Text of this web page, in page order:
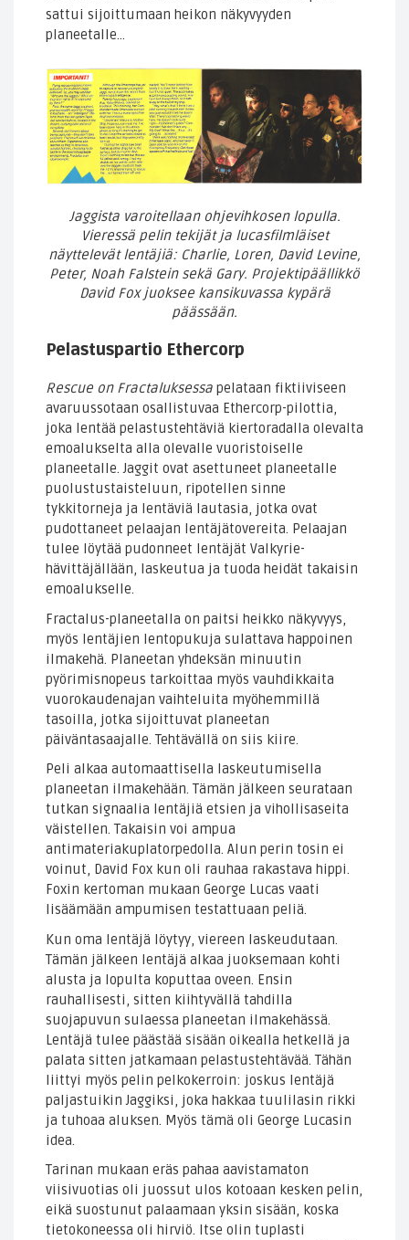
sattui sijoittumaan heikon näkyvyyden
planeetalle…
Jaggista varoitellaan ohjevihkosen lopulla.
Vieressä pelin tekijät ja lucasfilmläiset
näyttelevät lentäjiä: Charlie, Loren, David Levine,
Peter, Noah Falstein sekä Gary. Projektipäällikkö
David Fox juoksee kansikuvassa kypärä
päässään.
Pelastuspartio Ethercorp
Rescue on Fractaluksessa pelataan fiktiiviseen
avaruussotaan osallistuvaa Ethercorp-pilottia,
joka lentää pelastustehtäviä kiertoradalla olevalta
emoalukselta alla olevalle vuoristoiselle
planeetalle. Jaggit ovat asettuneet planeetalle
puolustustaisteluun, ripotellen sinne
tykkitorneja ja lentäviä lautasia, jotka ovat
pudottaneet pelaajan lentäjätovereita. Pelaajan
tulee löytää pudonneet lentäjät Valkyrie-
hävittäjällään, laskeutua ja tuoda heidät takaisin
emoalukselle.
Fractalus-planeetalla on paitsi heikko näkyvyys,
myös lentäjien lentopukuja sulattava happoinen
ilmakehä. Planeetan yhdeksän minuutin
pyörimisnopeus tarkoittaa myös vauhdikkaita
vuorokaudenajan vaihteluita myöhemmillä
tasoilla, jotka sijoittuvat planeetan
päiväntasaajalle. Tehtävällä on siis kiire.
Peli alkaa automaattisella laskeutumisella
planeetan ilmakehään. Tämän jälkeen seurataan
tutkan signaalia lentäjiä etsien ja vihollisaseita
väistellen. Takaisin voi ampua
antimateriakuplatorpedolla. Alun perin tosin ei
voinut, David Fox kun oli rauhaa rakastava hippi.
Foxin kertoman mukaan George Lucas vaati
lisäämään ampumisen testattuaan peliä.
Kun oma lentäjä löytyy, viereen laskeudutaan.
Tämän jälkeen lentäjä alkaa juoksemaan kohti
alusta ja lopulta koputtaa oveen. Ensin
rauhallisesti, sitten kiihtyvällä tahdilla
suojapuvun sulaessa planeetan ilmakehässä.
Lentäjä tulee päästää sisään oikealla hetkellä ja
palata sitten jatkamaan pelastustehtävää. Tähän
liittyi myös pelin pelkokerroin: joskus lentäjä
paljastuikin Jaggiksi, joka hakkaa tuulilasin rikki
ja tuhoaa aluksen. Myös tämä oli George Lucasin
idea.
Tarinan mukaan eräs pahaa aavistamaton
viisivuotias oli juossut ulos kotoaan kesken pelin,
eikä suostunut palaamaan yksin sisään, koska
tietokoneessa oli hirviö. Itse olin tuplasti